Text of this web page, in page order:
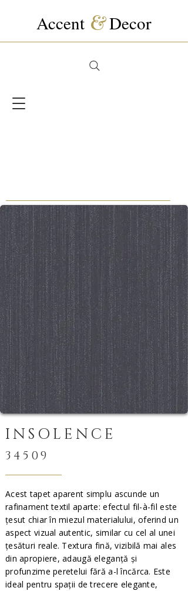
Accent &Decor
INSOLENCE
34509
Acest tapet aparent simplu ascunde un
rafinament textil aparte: efectul fil-à-fil este
țesut chiar în miezul materialului, oferind un
aspect vizual autentic, similar cu cel al unei
țesături reale. Textura fină, vizibilă mai ales
din apropiere, adaugă eleganță și
profunzime peretelui fără a-l încărca. Este
ideal pentru spații de trecere elegante,